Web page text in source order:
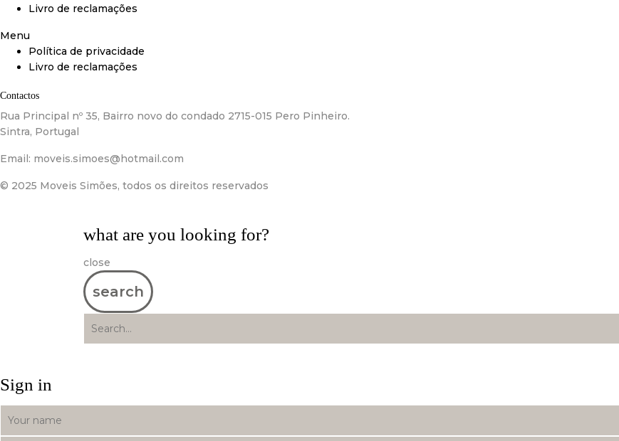
Livro de reclamações
Menu
Política de privacidade
Livro de reclamações
Contactos
Rua Principal nº 35, Bairro novo do condado 2715-015 Pero Pinheiro.
Sintra, Portugal
Email: moveis.simoes@hotmail.com
© 2025 Moveis Simões, todos os direitos reservados
what are you looking for?
close
search
Sign in